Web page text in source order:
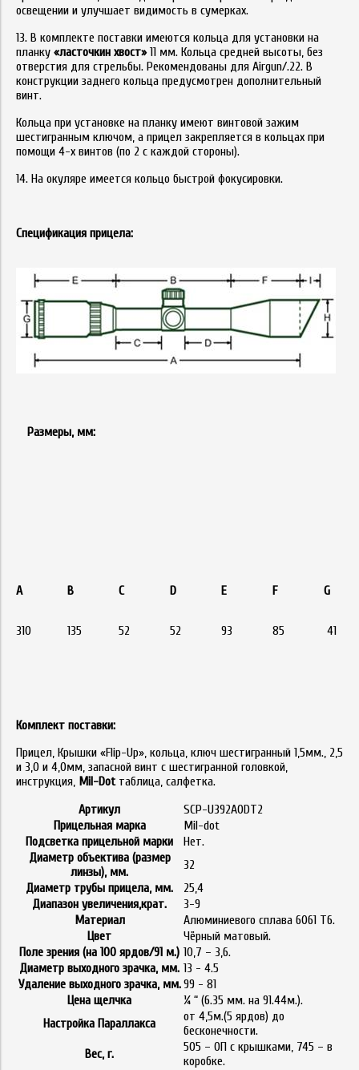
освещении и улучшает видимость в сумерках.
13. В комплекте поставки имеются кольца для установки на
планку «ласточкин хвост»11 мм. Кольца средней высоты, без
отверстия для стрельбы. Рекомендованы для Airgun/.22. В
конструкции заднего кольца предусмотрен дополнительный
винт.
Кольца при установке на планку имеют винтовой зажим
шестигранным ключом, а прицел закрепляется в кольцах при
помощи 4-х винтов (по 2 с каждой стороны).
14. На окуляре имеется кольцо быстрой фокусировки.
Спецификация прицела:
Размеры, мм:
А В С D E F G
310 135 52 52 93 85 41
Комплект поставки:
Прицел, Крышки «Flip-Up», кольца, ключ шестигранный 1,5мм., 2,5
и 3,0 и 4,0мм, запасной винт с шестигранной головкой,
инструкция, Mil-Dot таблица, салфетка.
Артикул
SCP-U392AODT2
Прицельная марка
Mil-dot
Подсветка прицельной марки
Нет.
Диаметр объектива (размер
линзы), мм.
32
Диаметр трубы прицела, мм.
25,4
Диапазон увеличения,крат.
3-9
Материал
Алюминиевого сплава 6061 Т6.
Цвет
Чёрный матовый.
Поле зрения (на 100 ярдов/91 м.) 10,7 – 3,6.
Диаметр выходного зрачка, мм. 13 - 4.5
Удаление выходного зрачка, мм.99 - 81
Цена щелчка
¼ “ (6.35 мм. на 91.44м.).
Настройка Параллакса
от 4,5м.(5 ярдов) до
бесконечности.
Вес, г.
505 – ОП с крышками, 745 – в
коробке.